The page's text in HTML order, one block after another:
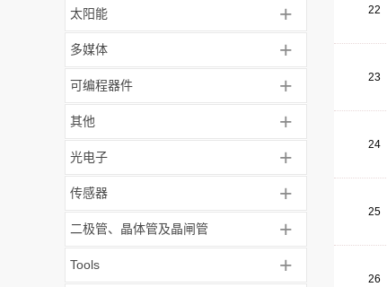
太阳能 +
多媒体 +
可编程器件 +
其他 +
光电子 +
传感器 +
二极管、晶体管及晶闸管 +
Tools +
22
23
24
25
26